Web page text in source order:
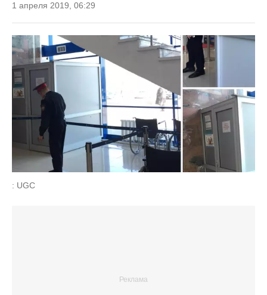
1 апреля 2019, 06:29
: UGC